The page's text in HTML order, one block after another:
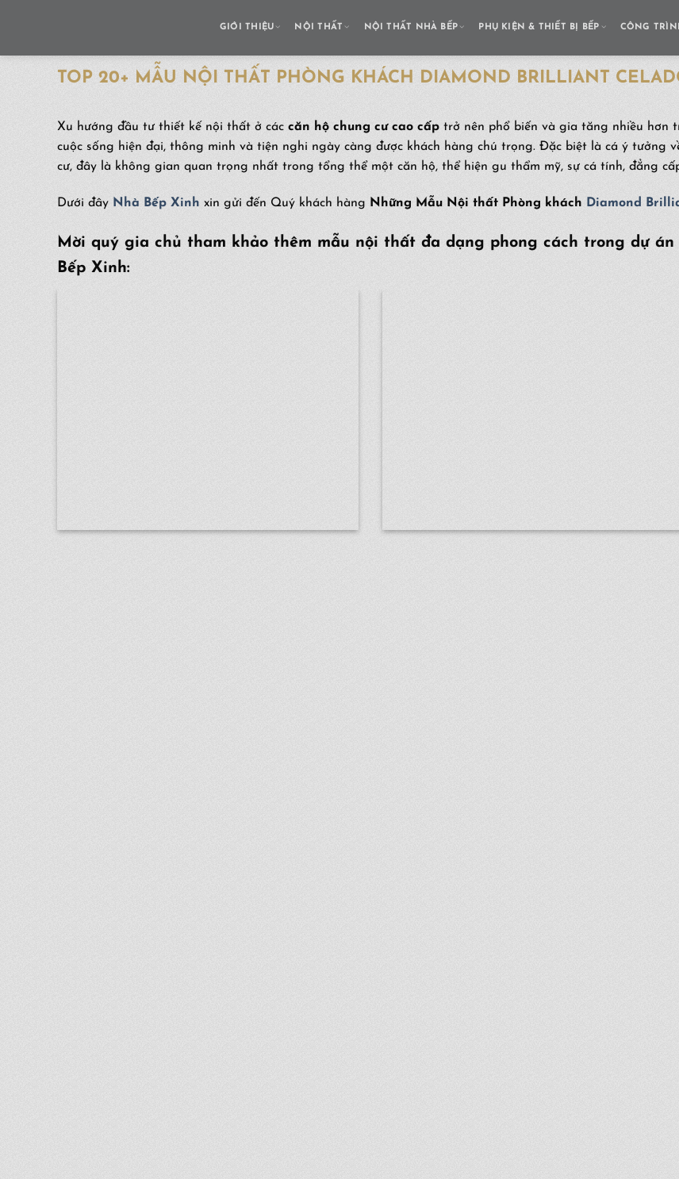
GIỚI THIỆU NỘI THẤT NỘI THẤT NHÀ BẾP PHỤ KIỆN & THIẾT BỊ BẾP CÔNG
TOP 20+ MẪU NỘI THẤT PHÒNG KHÁCH DIAMOND BRILLIANT
Xu hướng đầu tư thiết kế nội thất ở các căn hộ chung cư cao cấp trở nên phổ biến và gia tăng nhiều hơn
cuộc sống hiện đại, thông minh và tiện nghi ngày càng được khách hàng chú trọng. Đặc biệt là cá ý tưởng
cư, đây là không gian quan trọng nhất trong tổng thể một căn hộ, thể hiện gu thẩm mỹ, sự cá tính, đẳng
Dưới đây Nhà Bếp Xinh xin gửi đến Quý khách hàng Những Mẫu Nội thất Phòng khách Diamond
Mời quý gia chủ tham khảo thêm mẫu nội thất đa dạng phong cách trong dự
Bếp Xinh: